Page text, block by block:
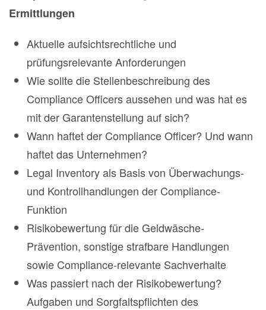
Ermittlungen
Aktuelle aufsichtsrechtliche und
prüfungsrelevante Anforderungen
Wie sollte die Stellenbeschreibung des
Compliance Officers aussehen und was hat es
mit der Garantenstellung auf sich?
Wann haftet der Compliance Officer? Und wann
haftet das Unternehmen?
Legal Inventory als Basis von Überwachungs-
und Kontrollhandlungen der Compliance-
Funktion
Risikobewertung für die Geldwäsche-
Prävention, sonstige strafbare Handlungen
sowie Compliance-relevante Sachverhalte
Was passiert nach der Risikobewertung?
Aufgaben und Sorgfaltspflichten des